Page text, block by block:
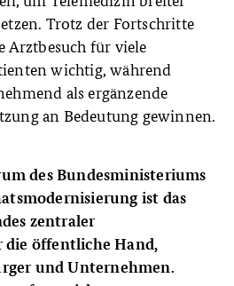
Trotz der Fortschritte
Arztbesuch für viele
wichtig, während
als ergänzende
an Bedeutung gewinnen.
des Bundesministeriums
ist das
zentraler
öffentliche Hand,
und Unternehmen.